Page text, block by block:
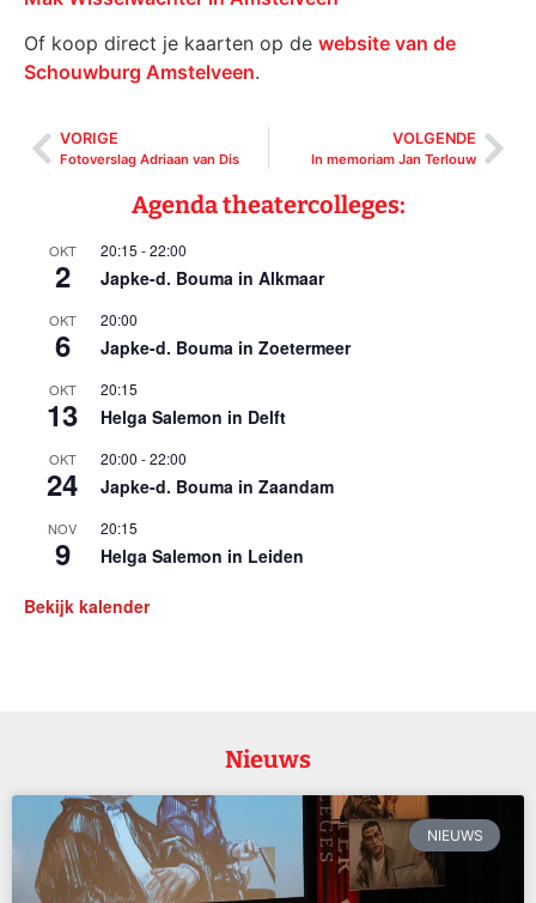
Of koop direct je kaarten op de website van de
Schouwburg Amstelveen.
VORIGE
Fotoverslag Adriaan van Dis
VOLGENDE
In memoriam Jan Terlouw
Agenda theatercolleges:
OKT
2
20:15 -22:00
Japke-d. Bouma in Alkmaar
OKT
6
20:00
Japke-d. Bouma in Zoetermeer
OKT
13
20:15
Helga Salemon in Delft
OKT
24
20:00 -22:00
Japke-d. Bouma in Zaandam
NOV
9
20:15
Helga Salemon in Leiden
Bekijk kalender
Nieuws
NIEUWS